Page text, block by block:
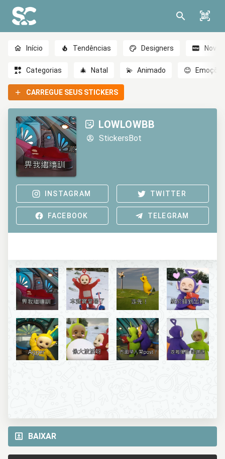
Início Tendências Designers Novo
Categorias 🎄 Natal 💫 Animado 😊
CARREGUE SEUS STICKERS
LOWLOWBB
StickersBot
INSTAGRAM TWITTER
FACEBOOK TELEGRAM
BAIXAR